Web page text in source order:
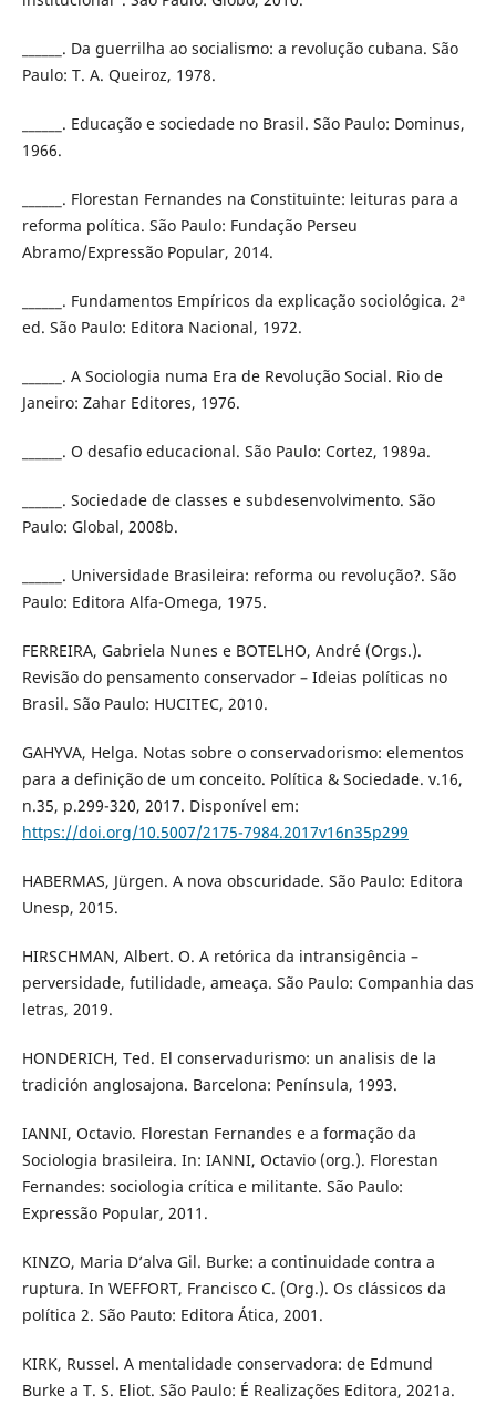
______. Da guerrilha ao socialismo: a revolução cubana. São
Paulo: T. A. Queiroz, 1978.
______. Educação e sociedade no Brasil. São Paulo: Dominus,
1966.
______. Florestan Fernandes na Constituinte: leituras para a
reforma política. São Paulo: Fundação Perseu
Abramo/Expressão Popular, 2014.
______. Fundamentos Empíricos da explicação sociológica. 2ª
ed. São Paulo: Editora Nacional, 1972.
______. A Sociologia numa Era de Revolução Social. Rio de
Janeiro: Zahar Editores, 1976.
______. O desafio educacional. São Paulo: Cortez, 1989a.
______. Sociedade de classes e subdesenvolvimento. São
Paulo: Global, 2008b.
______. Universidade Brasileira: reforma ou revolução?. São
Paulo: Editora Alfa-Omega, 1975.
FERREIRA, Gabriela Nunes e BOTELHO, André (Orgs.).
Revisão do pensamento conservador – Ideias políticas no
Brasil. São Paulo: HUCITEC, 2010.
GAHYVA, Helga. Notas sobre o conservadorismo: elementos
para a definição de um conceito. Política & Sociedade. v.16,
n.35, p.299-320, 2017. Disponível em:
https://doi.org/10.5007/2175-7984.2017v16n35p299
HABERMAS, Jürgen. A nova obscuridade. São Paulo: Editora
Unesp, 2015.
HIRSCHMAN, Albert. O. A retórica da intransigência –
perversidade, futilidade, ameaça. São Paulo: Companhia das
letras, 2019.
HONDERICH, Ted. El conservadurismo: un analisis de la
tradición anglosajona. Barcelona: Península, 1993.
IANNI, Octavio. Florestan Fernandes e a formação da
Sociologia brasileira. In: IANNI, Octavio (org.). Florestan
Fernandes: sociologia crítica e militante. São Paulo:
Expressão Popular, 2011.
KINZO, Maria D’alva Gil. Burke: a continuidade contra a
ruptura. In WEFFORT, Francisco C. (Org.). Os clássicos da
política 2. São Pauto: Editora Ática, 2001.
KIRK, Russel. A mentalidade conservadora: de Edmund
Burke a T. S. Eliot. São Paulo: É Realizações Editora, 2021a.